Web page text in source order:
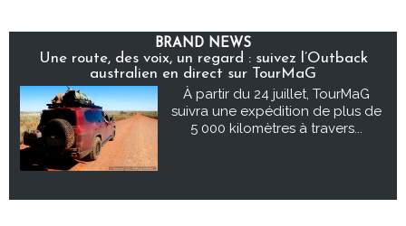
BRAND NEWS
Une route, des voix, un regard : suivez l’Outback
australien en direct sur TourMaG
À partir du 24 juillet, TourMaG
suivra une expédition de plus de
5 000 kilomètres à travers...